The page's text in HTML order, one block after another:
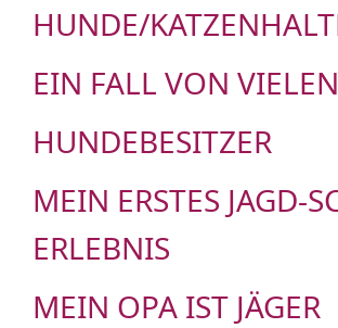
HUNDE/
EIN FALL VON VIELEN
HUNDEBESITZER
MEIN ERSTES JAGD-
ERLEBNIS
MEIN OPA IST JÄGER